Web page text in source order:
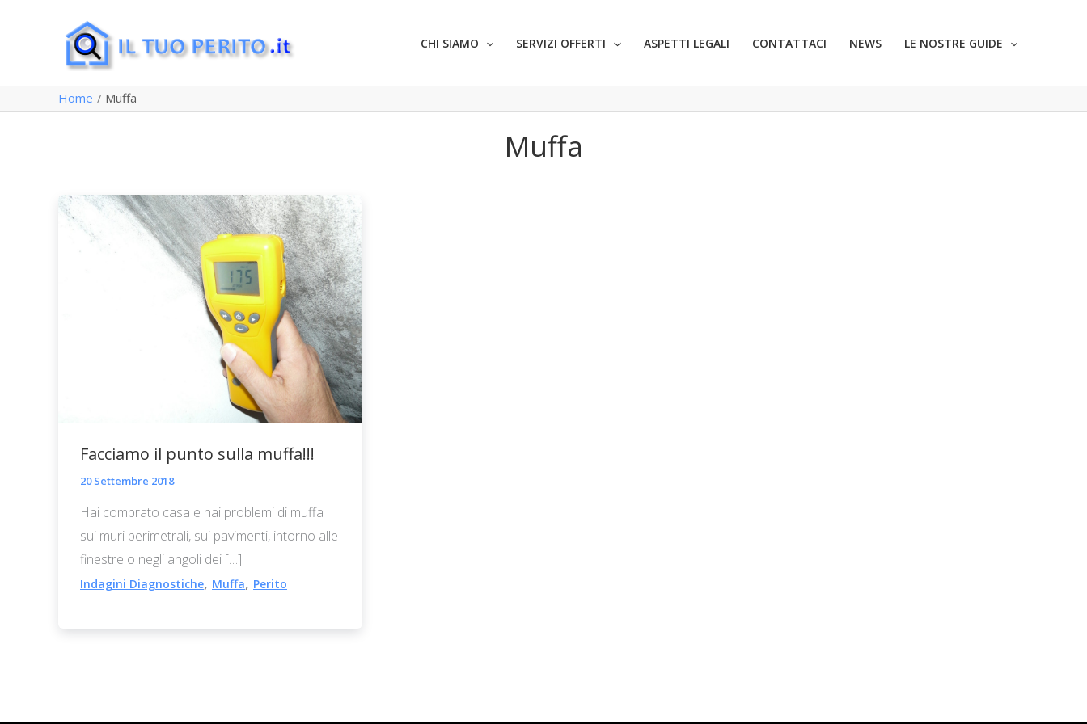
CHI SIAMO SERVIZI OFFERTI ASPETTI LEGALI CONTATTACI NEWS LE NOSTRE GUIDE
Home Muffa
Muffa
Facciamo il punto sulla muffa!!!
20 Settembre 2018
Hai comprato casa e hai problemi di muffa
sui muri perimetrali, sui pavimenti, intorno alle
finestre o negli angoli dei […]
Indagini Diagnostiche, Muffa, Perito